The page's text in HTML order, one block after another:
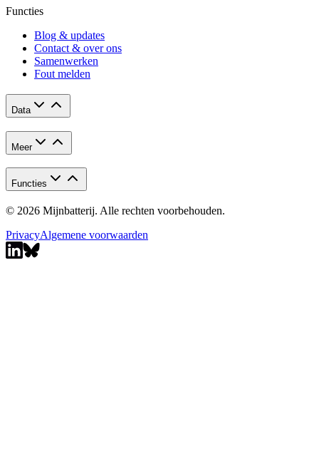
Functies
Blog & updates
Contact & over ons
Samenwerken
Fout melden
Data
Meer
Functies
© 2026 Mijnbatterij. Alle rechten voorbehouden.
PrivacyAlgemene voorwaarden